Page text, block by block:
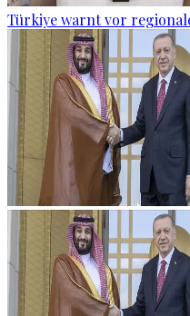
Türkiye warnt vor